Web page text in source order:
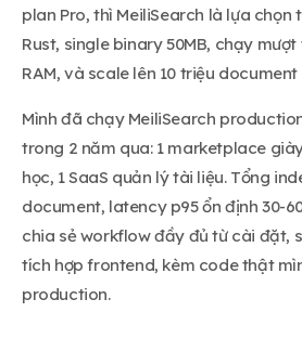
plan Pro, thì MeiliSearch là lựa chọn
Rust, single binary 50MB, chạy mượt
RAM, và scale lên 10 triệu document
Mình đã chạy MeiliSearch
trong 2 năm qua: 1 marketplace
học, 1 SaaS quản lý tài liệu. Tổng
document, latency p95 ổn định 30-
chia sẻ workflow đầy đủ từ cài đặt,
tích hợp frontend, kèm code thật
production.